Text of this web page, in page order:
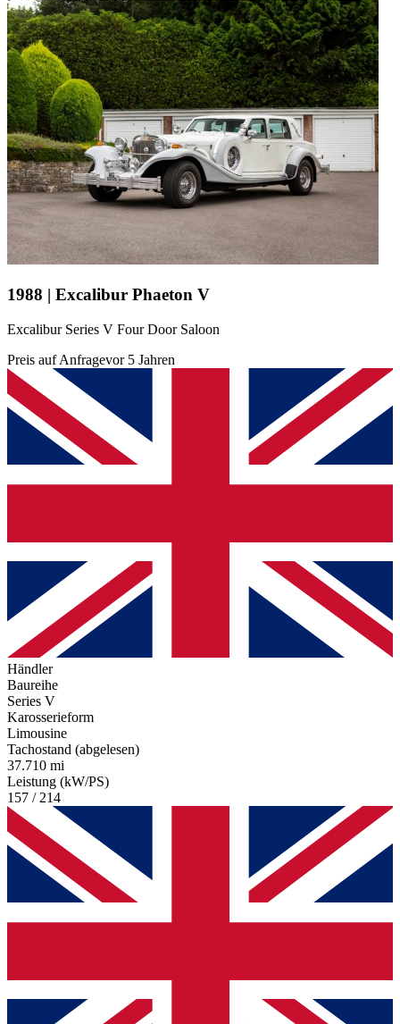
1988 | Excalibur Phaeton V
Excalibur Series V Four Door Saloon
Preis auf Anfragevor 5 Jahren
Händler
Baureihe
Series V
Karosserieform
Limousine
Tachostand (abgelesen)
37.710 mi
Leistung (kW/PS)
157 / 214